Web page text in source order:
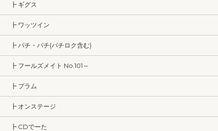
┣ ギグス
┣ ワッツイン
┣ パチ・パチ(パチロク含む)
┣ フールズメイト No.101～
┣ プラム
┣ オンステージ
┣ CDでーた